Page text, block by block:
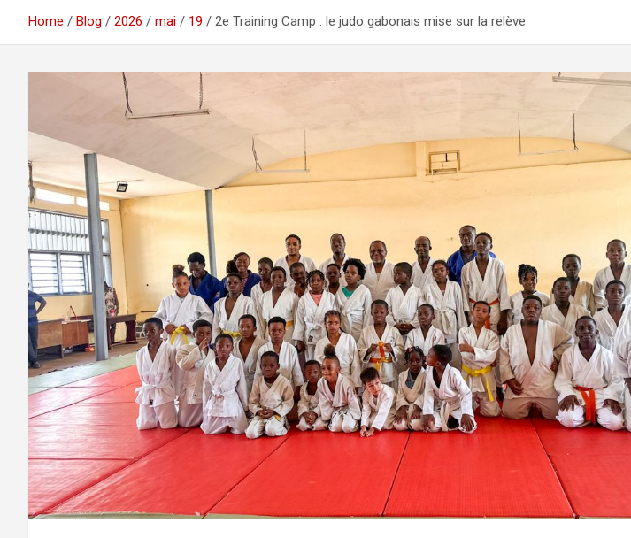
Home Blog 2026 mai 19 2e Training Camp : le judo gabonais mise sur la relève